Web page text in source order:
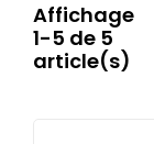
Affichage
1-5 de 5
article(s)